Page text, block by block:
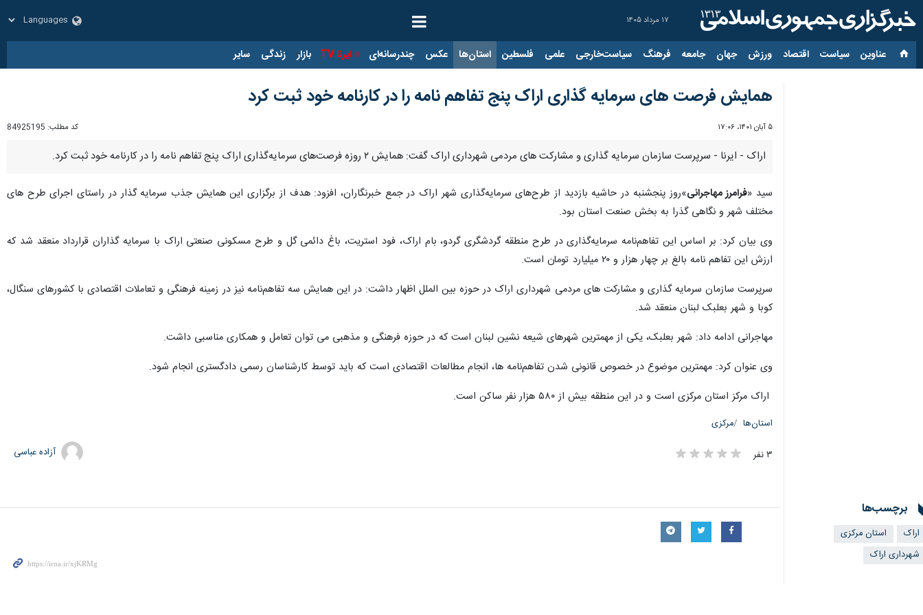
۱۷ مرداد ۱۴۰۵
عناوین‌ سیاست اقتصاد ورزش جهان جامعه فرهنگ سیاست‌خارجی علمی فلسطین استان‌ها عکس چندرسانه‌ای ایرنا TV بازار زندگی سایر
همایش فرصت های سرمایه گذاری اراک پنج تفاهم نامه را در کارنامه خود ثبت کرد
۵ آبان ۱۴۰۱، ۱۷:۰۶ کد مطلب: 84925195
اراک - ایرنا - سرپرست سازمان سرمایه گذاری و مشارکت های مردمی شهرداری اراک گفت: همایش ۲ روزه فرصت‌های سرمایه‌گذاری اراک پنج تفاهم نامه را در کارنامه خود ثبت کرد.
سید «فرامرز مهاجرانی»روز پنجشنبه در حاشیه بازدید از طرح‌های سرمایه‌گذاری شهر اراک در جمع خبرنگاران، افزود: هدف از برگزاری این همایش جذب سرمایه گذار در راستای اجرای طرح های
مختلف شهر و نگاهی گذرا به بخش صنعت استان بود.
وی بیان کرد: بر اساس این تفاهم‌نامه سرمایه‌گذاری در طرح منطقه گردشگری گردو، بام اراک، فود استریت، باغ دائمی گل و طرح مسکونی صنعتی اراک با سرمایه گذاران قرارداد منعقد شد که
ارزش این تفاهم نامه بالغ بر چهار هزار و ۲۰ میلیارد تومان است.
سرپرست سازمان سرمایه گذاری و مشارکت های مردمی شهرداری اراک در حوزه بین الملل اظهار داشت: در این همایش سه تفاهم‌نامه نیز در زمینه فرهنگی و تعاملات اقتصادی با کشورهای سنگال،
کوبا و شهر بعلبک لبنان منعقد شد.
مهاجرانی ادامه داد: شهر بعلبک، یکی از مهمترین شهرهای شیعه نشین لبنان است که در حوزه فرهنگی و مذهبی می توان تعامل و همکاری مناسبی داشت.
وی عنوان کرد: مهمترین موضوع در خصوص قانونی شدن تفاهم‌نامه ها، انجام مطالعات اقتصادی است که باید توسط کارشناسان رسمی دادگستری انجام شود.
اراک مرکز استان مرکزی است و در این منطقه بیش از ۵۸۰ هزار نفر ساکن است.
استان‌ها مرکزی
۳ نفر آزاده عباسی
برچسب‌ها
اراک
استان مرکزی
شهرداری اراک